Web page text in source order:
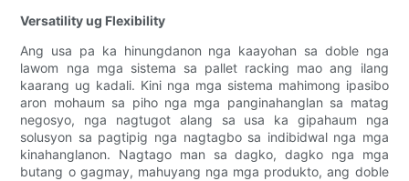
Versatility ug Flexibility
Ang usa pa ka hinungdanon nga kaayohan sa doble nga
lawom nga mga sistema sa pallet racking mao ang ilang
kaarang ug kadali. Kini nga mga sistema mahimong ipasibo
aron mohaum sa piho nga mga panginahanglan sa matag
negosyo, nga nagtugot alang sa usa ka gipahaum nga
solusyon sa pagtipig nga nagtagbo sa indibidwal nga mga
kinahanglanon. Nagtago man sa dagko, dagko nga mga
butang o gagmay, mahuyang nga mga produkto, ang doble